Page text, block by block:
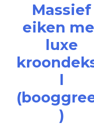
Massief
eiken
luxe
l
)